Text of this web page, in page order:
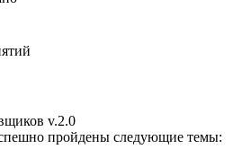
v.2.0
пройдены следующие темы: